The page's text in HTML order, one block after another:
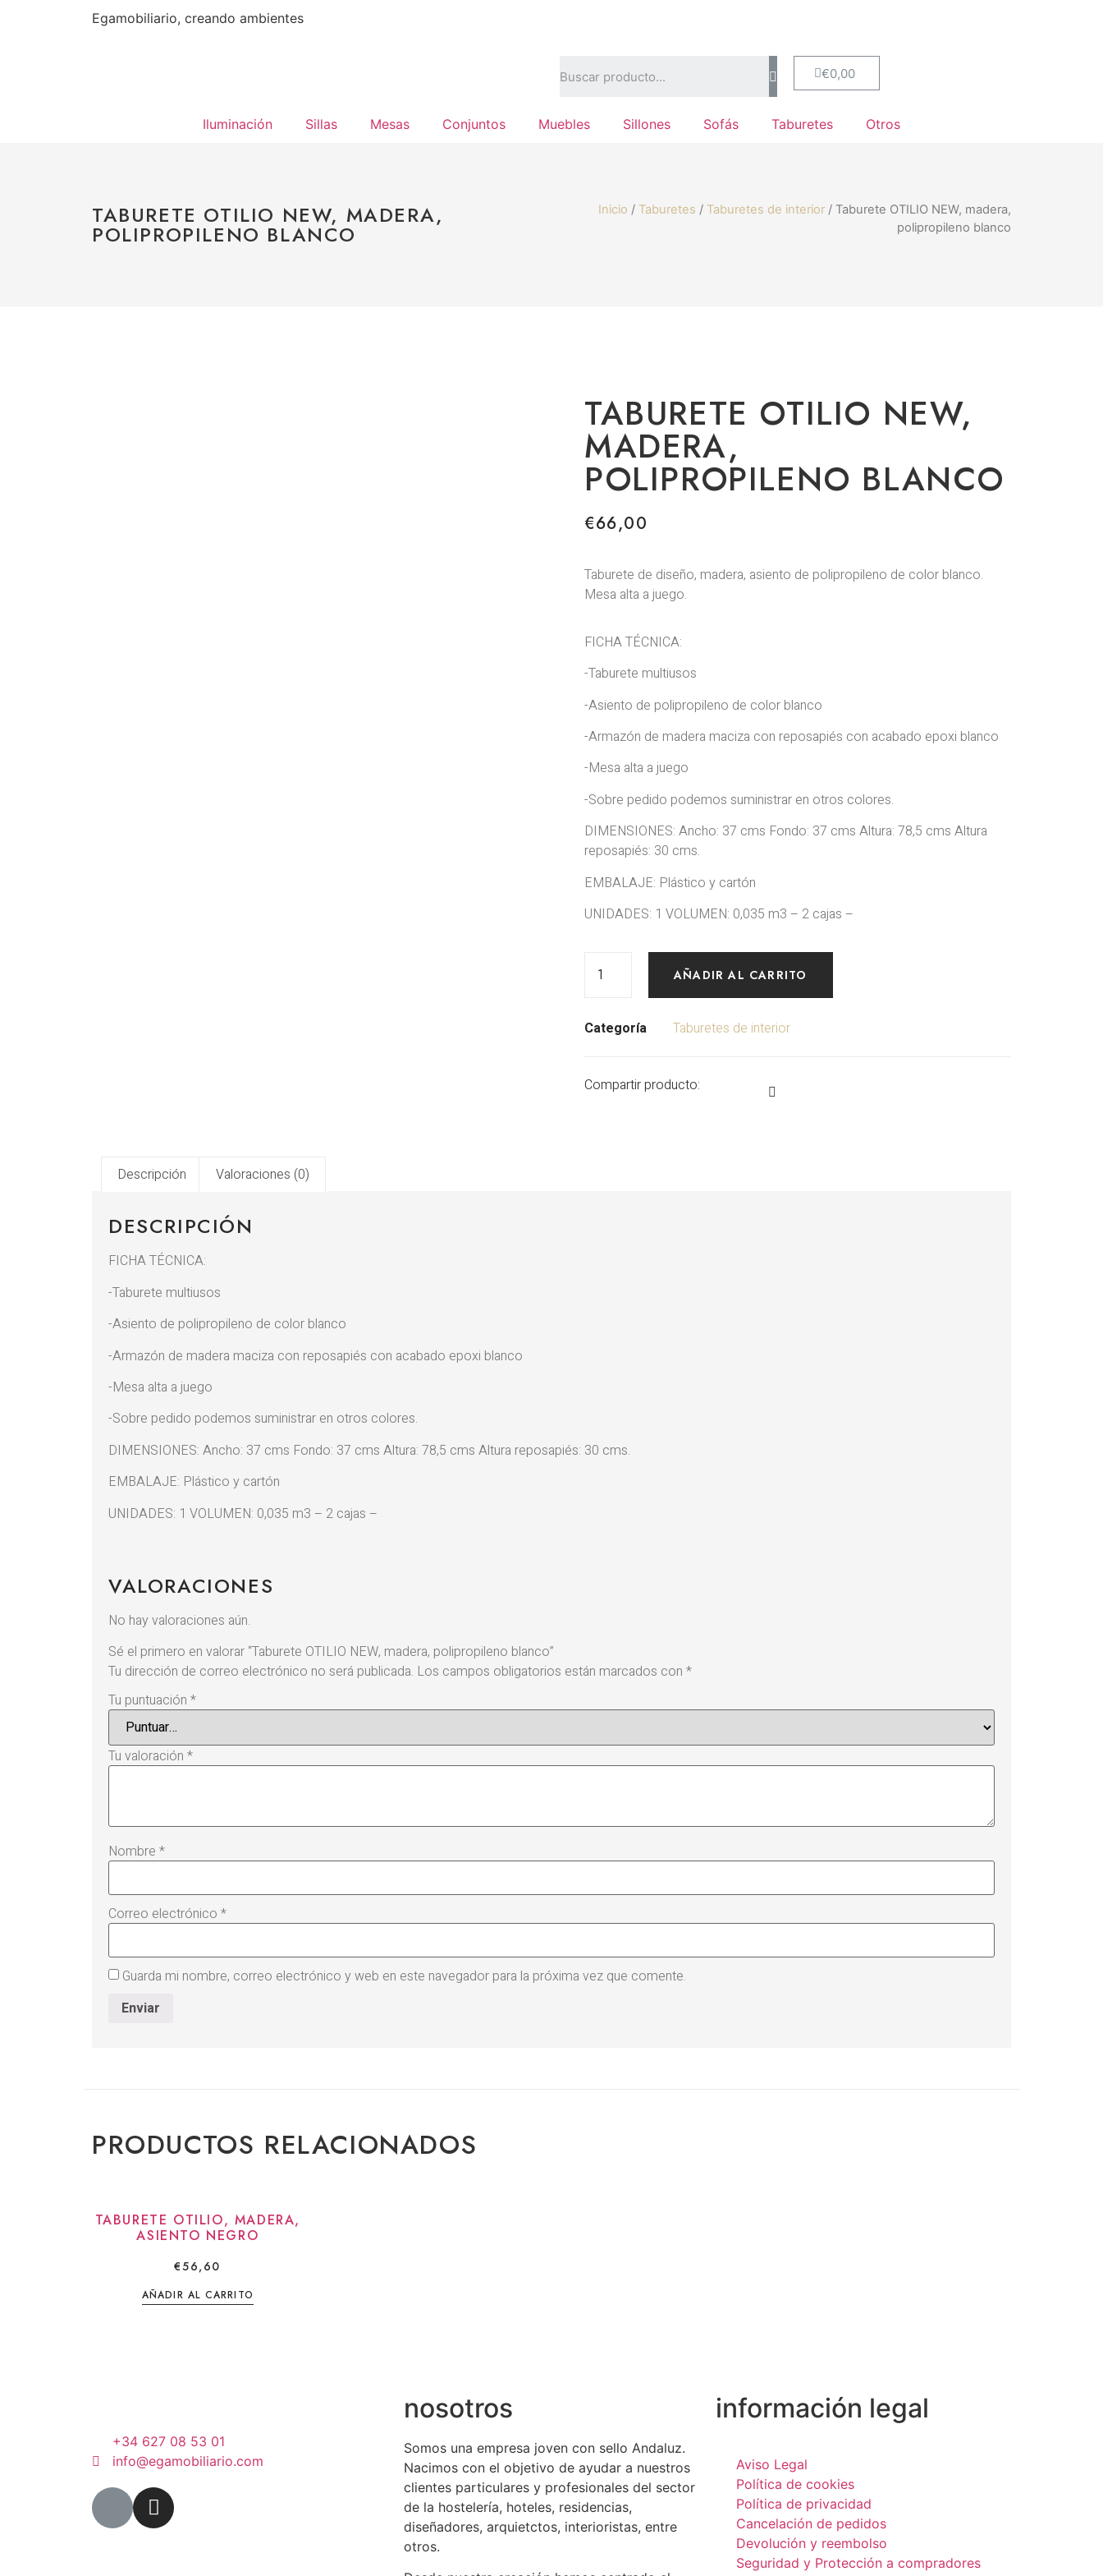
Egamobiliario, creando ambientes
€0,00
Iluminación Sillas Mesas Conjuntos Muebles Sillones Sofás Taburetes Otros
TABURETE OTILIO NEW, MADERA,
POLIPROPILENO BLANCO
Inicio / Taburetes / Taburetes de interior / Taburete OTILIO NEW, madera,
polipropileno blanco
TABURETE OTILIO NEW,
MADERA,
POLIPROPILENO BLANCO
€66,00
Taburete de diseño, madera, asiento de polipropileno de color blanco.
Mesa alta a juego.
FICHA TÉCNICA:
-Taburete multiusos
-Asiento de polipropileno de color blanco
-Armazón de madera maciza con reposapiés con acabado epoxi blanco
-Mesa alta a juego
-Sobre pedido podemos suministrar en otros colores.
DIMENSIONES: Ancho: 37 cms Fondo: 37 cms Altura: 78,5 cms Altura
reposapiés: 30 cms.
EMBALAJE: Plástico y cartón
UNIDADES: 1 VOLUMEN: 0,035 m3 – 2 cajas –
AÑADIR AL CARRITO
Categoría Taburetes de interior
Compartir producto:
Descripción Valoraciones (0)
DESCRIPCIÓN
FICHA TÉCNICA:
-Taburete multiusos
-Asiento de polipropileno de color blanco
-Armazón de madera maciza con reposapiés con acabado epoxi blanco
-Mesa alta a juego
-Sobre pedido podemos suministrar en otros colores.
DIMENSIONES: Ancho: 37 cms Fondo: 37 cms Altura: 78,5 cms Altura reposapiés: 30 cms.
EMBALAJE: Plástico y cartón
UNIDADES: 1 VOLUMEN: 0,035 m3 – 2 cajas –
VALORACIONES
No hay valoraciones aún.
Sé el primero en valorar “Taburete OTILIO NEW, madera, polipropileno blanco”
Tu dirección de correo electrónico no será publicada. Los campos obligatorios están marcados con *
Tu puntuación *
Tu valoración *
Nombre *
Correo electrónico *
Guarda mi nombre, correo electrónico y web en este navegador para la próxima vez que comente.
PRODUCTOS RELACIONADOS
TABURETE OTILIO, MADERA,
ASIENTO NEGRO
€56,60
AÑADIR AL CARRITO
+34 627 08 53 01
info@egamobiliario.com
nosotros
Somos una empresa joven con sello Andaluz.
Nacimos con el objetivo de ayudar a nuestros
clientes particulares y profesionales del sector
de la hostelería, hoteles, residencias,
diseñadores, arquietctos, interioristas, entre
otros.
información legal
Aviso Legal
Política de cookies
Política de privacidad
Cancelación de pedidos
Devolución y reembolso
Seguridad y Protección a compradores